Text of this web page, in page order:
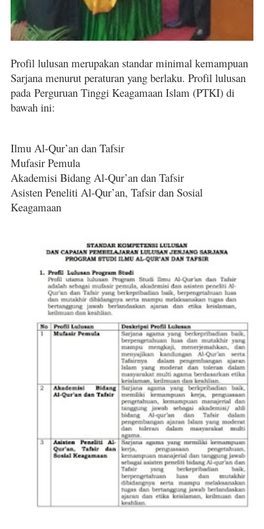
Profil lulusan merupakan standar minimal kemampuan
Sarjana menurut peraturan yang berlaku. Profil lulusan
pada Perguruan Tinggi Keagamaan Islam (PTKI) di
bawah ini:
Ilmu Al-Qur’an dan Tafsir
Mufasir Pemula
Akademisi Bidang Al-Qur’an dan Tafsir
Asisten Peneliti Al-Qur’an, Tafsir dan Sosial
Keagamaan